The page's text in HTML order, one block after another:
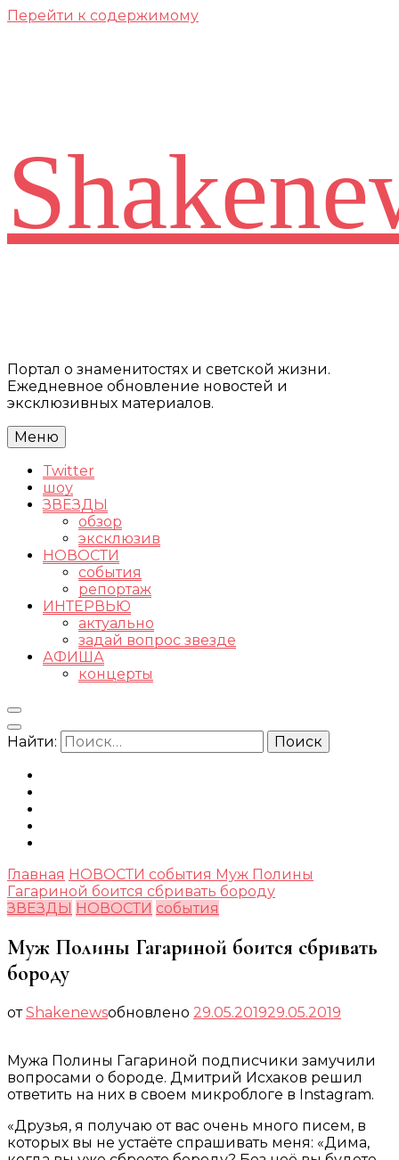
Перейти к содержимому
Портал о знаменитостях и светской жизни.
Ежедневное обновление новостей и
эксклюзивных материалов.
Меню
Twitter
шоу
ЗВЕЗДЫ
обзор
эксклюзив
НОВОСТИ
события
репортаж
ИНТЕРВЬЮ
актуально
задай вопрос звезде
АФИША
концерты
Найти:
Главная НОВОСТИ события Муж Полины
Гагариной боится сбривать бороду
ЗВЕЗДЫ НОВОСТИ события
Муж Полины Гагариной боится сбривать
бороду
отShakenewsобновлено 29.05.201929.05.2019
Мужа Полины Гагариной подписчики замучили
вопросами о бороде. Дмитрий Исхаков решил
ответить на них в своем микроблоге в Instagram.
«Друзья, я получаю от вас очень много писем, в
которых вы не устаёте спрашивать меня: «Дима,